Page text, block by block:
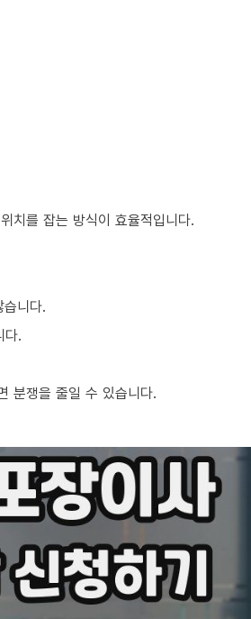
치를 잡는 방식이 효율적입니다.
니다.
다.
분쟁을 줄일 수 있습니다.